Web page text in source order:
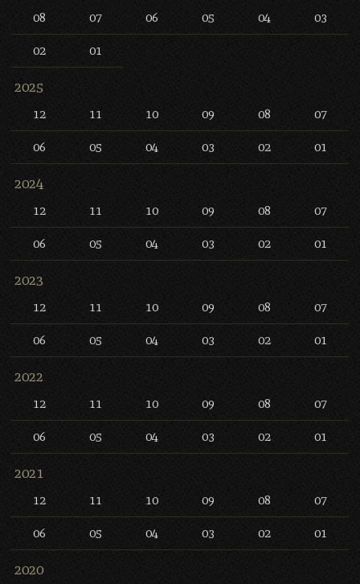
08 07 06 05 04 03
02 01
2025
12 11 10 09 08 07
06 05 04 03 02 01
2024
12 11 10 09 08 07
06 05 04 03 02 01
2023
12 11 10 09 08 07
06 05 04 03 02 01
2022
12 11 10 09 08 07
06 05 04 03 02 01
2021
12 11 10 09 08 07
06 05 04 03 02 01
2020